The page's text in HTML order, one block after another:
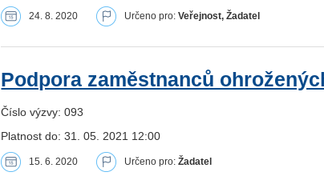
24. 8. 2020 Určeno pro:Veřejnost, Žadatel
Podpora zaměstnanců
Číslo výzvy: 093
Platnost do: 31. 05. 2021 12:00
15. 6. 2020 Určeno pro:Žadatel